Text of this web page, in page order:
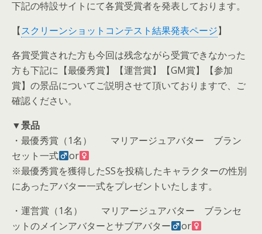
下記の特設サイトにて各賞受賞者を発表しております。
【スクリーンショットコンテスト結果発表ページ】
各賞受賞された方も今回は残念ながら受賞できなかった
方も下記に【最優秀賞】【運営賞】【GM賞】【参加
賞】の景品についてご説明させて頂いておりますで、ご
確認ください。
▼景品
・最優秀賞（1名） マリアージュアバター ブラン
セット一式
or
※最優秀賞を獲得したSSを投稿したキャラクターの性別
にあったアバター一式をプレゼントいたします。
・運営賞（1名） マリアージュアバター ブランセ
ットのメインアバターとサブアバター
or